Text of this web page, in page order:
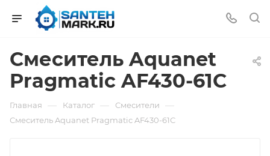
Смеситель Aquanet
Pragmatic AF430-61С
Главная — Каталог — Смесители —
Смеситель Aquanet Pragmatic AF430-61С